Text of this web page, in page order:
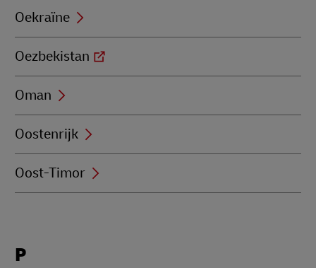
Oekraïne
Oezbekistan
Oman
Oostenrijk
Oost-Timor
beginning
P